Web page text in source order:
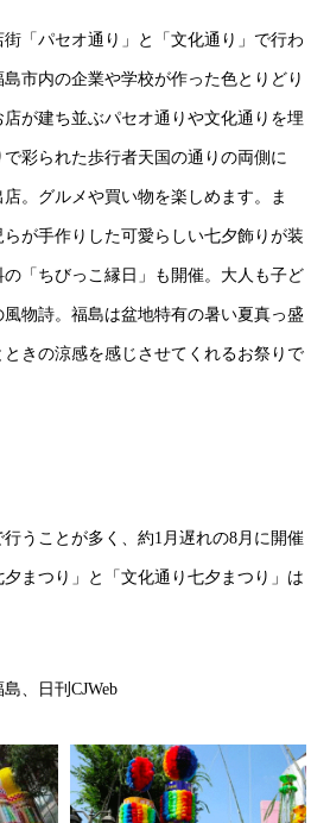
「パセオ通り」と「文化通り」で行わ
市内の企業や学校が作った色とりどり
が建ち並ぶパセオ通りや文化通りを埋
彩られた歩行者天国の通りの両側に
。グルメや買い物を楽しめます。ま
が手作りした可愛らしい七夕飾りが装
「ちびっこ縁日」も開催。大人も子ど
物詩。福島は盆地特有の暑い夏真っ盛
ときの涼感を感じさせてくれるお祭りで
うことが多く、約1月遅れの8月に開催
まつり」と「文化通り七夕まつり」は
、日刊CJWeb